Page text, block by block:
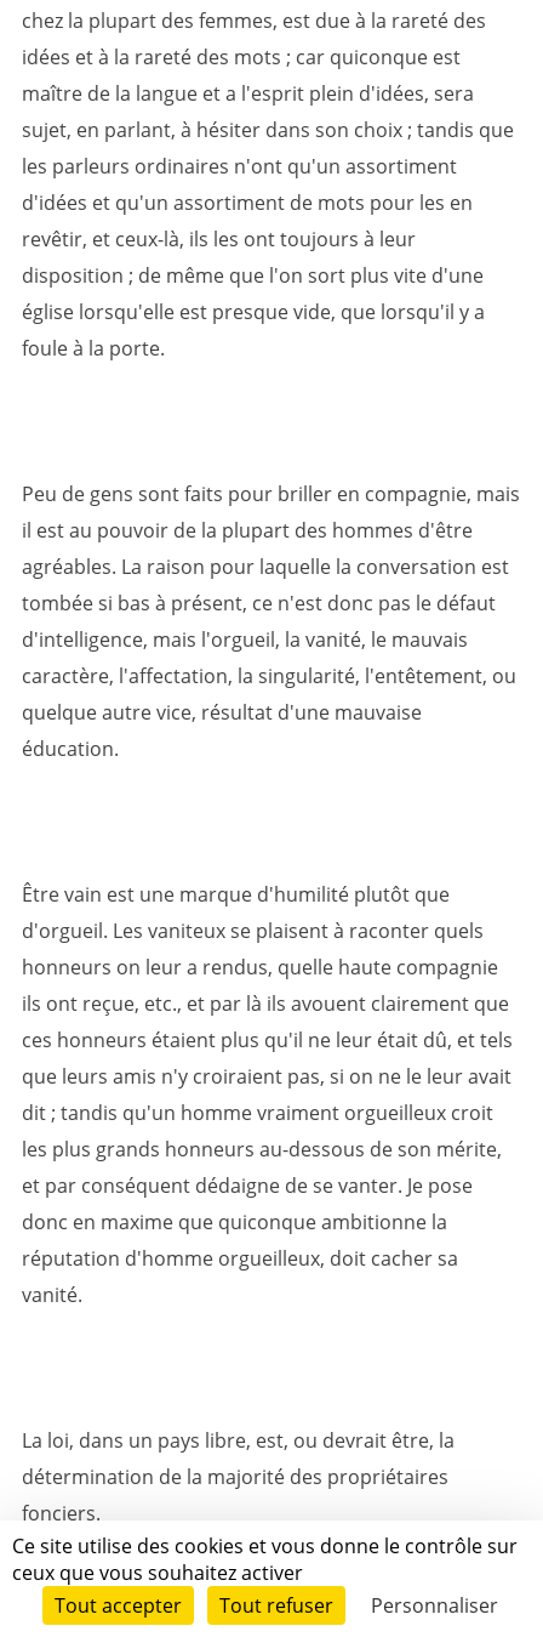
Ce site utilise des cookies et vous donne le contrôle sur
ceux que vous souhaitez activer
Tout accepter
Tout refuser Personnaliser
chez la plupart des femmes, est due à la rareté des
idées et à la rareté des mots ; car quiconque est
maître de la langue et a l'esprit plein d'idées, sera
sujet, en parlant, à hésiter dans son choix ; tandis que
les parleurs ordinaires n'ont qu'un assortiment
d'idées et qu'un assortiment de mots pour les en
revêtir, et ceux-là, ils les ont toujours à leur
disposition ; de même que l'on sort plus vite d'une
église lorsqu'elle est presque vide, que lorsqu'il y a
foule à la porte.
Peu de gens sont faits pour briller en compagnie, mais
il est au pouvoir de la plupart des hommes d'être
agréables. La raison pour laquelle la conversation est
tombée si bas à présent, ce n'est donc pas le défaut
d'intelligence, mais l'orgueil, la vanité, le mauvais
caractère, l'affectation, la singularité, l'entêtement, ou
quelque autre vice, résultat d'une mauvaise
éducation.
Être vain est une marque d'humilité plutôt que
d'orgueil. Les vaniteux se plaisent à raconter quels
honneurs on leur a rendus, quelle haute compagnie
ils ont reçue, etc., et par là ils avouent clairement que
ces honneurs étaient plus qu'il ne leur était dû, et tels
que leurs amis n'y croiraient pas, si on ne le leur avait
dit ; tandis qu'un homme vraiment orgueilleux croit
les plus grands honneurs au-dessous de son mérite,
et par conséquent dédaigne de se vanter. Je pose
donc en maxime que quiconque ambitionne la
réputation d'homme orgueilleux, doit cacher sa
vanité.
La loi, dans un pays libre, est, ou devrait être, la
détermination de la majorité des propriétaires
fonciers.